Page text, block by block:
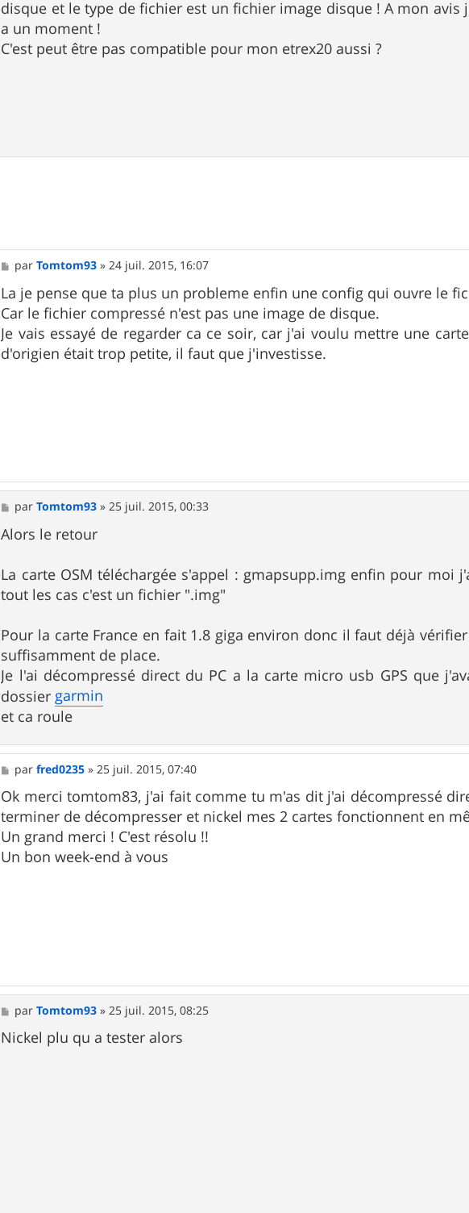
g
e
disque et le type de fichier est un fichier image disque ! A mon
a un moment !
C'est peut être pas compatible pour mon etrex20 aussi ?
M
e
s
s
a
g
e
parTomtom93 »24 juil. 2015, 16:07
La je pense que ta plus un probleme enfin une config qui ouvre le
Car le fichier compressé n'est pas une image de disque.
Je vais essayé de regarder ca ce soir, car j'ai voulu mettre une
d'origien était trop petite, il faut que j'investisse.
M
e
s
s
g
e
parTomtom93 »25 juil. 2015, 00:33
Alors le retour
La carte OSM téléchargée s'appel : gmapsupp.img enfin pour moi
tout les cas c'est un fichier ".img"
Pour la carte France en fait 1.8 giga environ donc il faut déjà
suffisamment de place.
Je l'ai décompressé direct du PC a la carte micro usb GPS que
dossier garmin
et ca roule
M
e
s
s
a
g
e
parfred0235 » 25 juil. 2015, 07:40
Ok merci tomtom83, j'ai fait comme tu m'as dit j'ai décompressé
terminer de décompresser et nickel mes 2 cartes fonctionnent en
Un grand merci ! C'est résolu !!
Un bon week-end à vous
M
e
s
s
parTomtom93 » 25 juil. 2015, 08:25
Nickel plu qu a tester alors